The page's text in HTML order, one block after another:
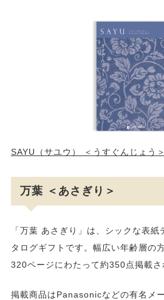
SAYU（サユウ） ＜うすぐんじょう＞
万葉 ＜あさぎり＞
「万葉 あさぎり」は、シックな表
タログギフトです。幅広い年齢層の
320ページにわたって約350点掲載さ
掲載商品はPanasonicなどの有名メ